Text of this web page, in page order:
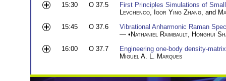
15:30
O 37.5
First Principles Simulations of
Levchenco Igor Ying Zhang , and
15:45
O 37.6
Vibrational Anharmonic Raman
— •Nathaniel Raimbault Honghui
16:00
O 37.7
Engineering one-body density-
Miguel A. L. Marques